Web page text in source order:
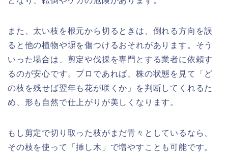
また、太い枝を根元から切るときは、倒れる方向を誤
ると他の植物や塀を傷つけるおそれがあります。そう
いった場合は、剪定や伐採を専門とする業者に依頼す
るのが安心です。プロであれば、株の状態を見て「ど
の枝を残せば翌年も花が咲くか」を判断してくれるた
め、形も自然で仕上がりが美しくなります。
もし剪定で切り取った枝がまだ青々としているなら、
その枝を使って「挿し木」で増やすことも可能です。